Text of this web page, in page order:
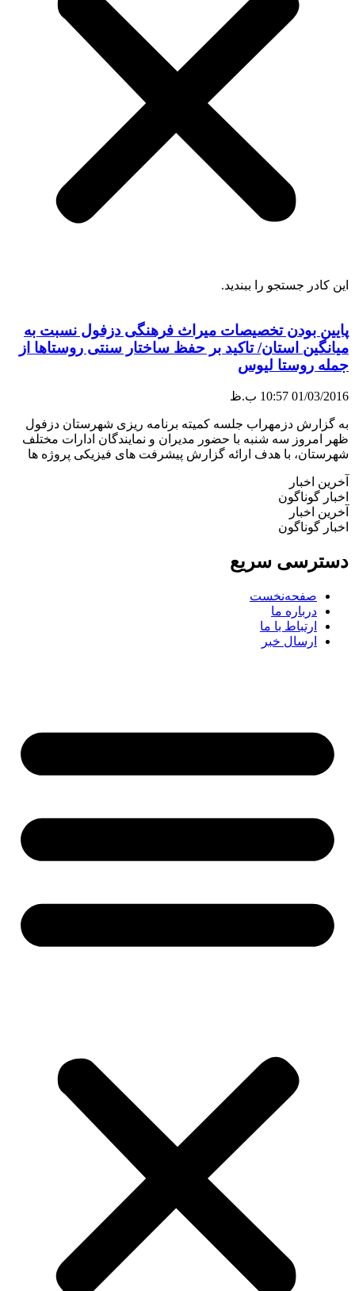
این کادر جستجو را ببندید.
پایین بودن تخصیصات میراث فرهنگی دزفول نسبت به
میانگین استان/ تاکید بر حفظ ساختار سنتی روستاها از
جمله روستا لیوس
01/03/2016 10:57 ب.ظ
به گزارش دزمهراب جلسه کمیته برنامه ریزی شهرستان دزفول
ظهر امروز سه شنبه با حضور مدیران و نمایندگان ادارات مختلف
شهرستان، با هدف ارائه گزارش پیشرفت های فیزیکی پروژه ها
آخرین اخبار
اخبار گوناگون
آخرین اخبار
اخبار گوناگون
دسترسی سریع
صفحه‌نخست
درباره ما
ارتباط با ما
ارسال خبر